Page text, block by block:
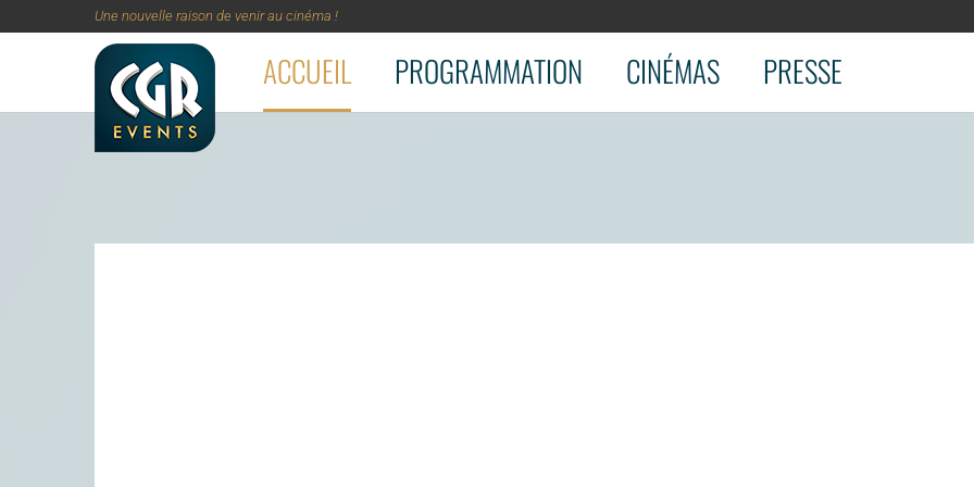
Aller au contenu principal
Une nouvelle raison de venir au cinéma !
ACCUEIL PROGRAMMATION CINÉMAS PRESSE